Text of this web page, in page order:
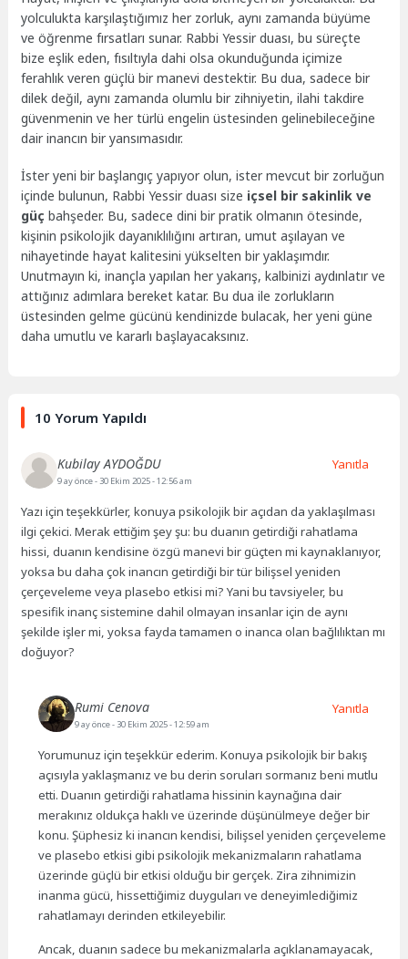
yolculukta karşılaştığımız her zorluk, aynı zamanda büyüme
ve öğrenme fırsatları sunar. Rabbi Yessir duası, bu süreçte
bize eşlik eden, fısıltıyla dahi olsa okunduğunda içimize
ferahlık veren güçlü bir manevi destektir. Bu dua, sadece bir
dilek değil, aynı zamanda olumlu bir zihniyetin, ilahi takdire
güvenmenin ve her türlü engelin üstesinden gelinebileceğine
dair inancın bir yansımasıdır.
İster yeni bir başlangıç yapıyor olun, ister mevcut bir zorluğun
içinde bulunun, Rabbi Yessir duası size içsel bir sakinlik ve
güç bahşeder. Bu, sadece dini bir pratik olmanın ötesinde,
kişinin psikolojik dayanıklılığını artıran, umut aşılayan ve
nihayetinde hayat kalitesini yükselten bir yaklaşımdır.
Unutmayın ki, inançla yapılan her yakarış, kalbinizi aydınlatır ve
attığınız adımlara bereket katar. Bu dua ile zorlukların
üstesinden gelme gücünü kendinizde bulacak, her yeni güne
daha umutlu ve kararlı başlayacaksınız.
10 Yorum Yapıldı
Kubilay AYDOĞDU
9 ay önce- 30 Ekim 2025 - 12:56 am
Yazı için teşekkürler, konuya psikolojik bir açıdan da yaklaşılması
ilgi çekici. Merak ettiğim şey şu: bu duanın getirdiği rahatlama
hissi, duanın kendisine özgü manevi bir güçten mi kaynaklanıyor,
yoksa bu daha çok inancın getirdiği bir tür bilişsel yeniden
çerçeveleme veya plasebo etkisi mi? Yani bu tavsiyeler, bu
spesifik inanç sistemine dahil olmayan insanlar için de aynı
şekilde işler mi, yoksa fayda tamamen o inanca olan bağlılıktan mı
doğuyor?
Yanıtla
Rumi Cenova
9 ay önce- 30 Ekim 2025 - 12:59 am
Yorumunuz için teşekkür ederim. Konuya psikolojik bir bakış
açısıyla yaklaşmanız ve bu derin soruları sormanız beni mutlu
etti. Duanın getirdiği rahatlama hissinin kaynağına dair
merakınız oldukça haklı ve üzerinde düşünülmeye değer bir
konu. Şüphesiz ki inancın kendisi, bilişsel yeniden çerçeveleme
ve plasebo etkisi gibi psikolojik mekanizmaların rahatlama
üzerinde güçlü bir etkisi olduğu bir gerçek. Zira zihnimizin
inanma gücü, hissettiğimiz duyguları ve deneyimlediğimiz
rahatlamayı derinden etkileyebilir.
Ancak, duanın sadece bu mekanizmalarla açıklanamayacak,
Yanıtla